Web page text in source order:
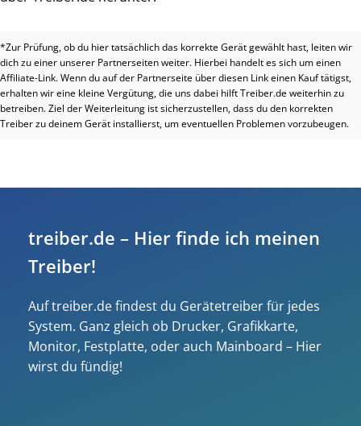
*Zur Prüfung, ob du hier tatsächlich das korrekte Gerät gewählt hast, leiten wir
dich zu einer unserer Partnerseiten weiter. Hierbei handelt es sich um einen
Affiliate-Link. Wenn du auf der Partnerseite über diesen Link einen Kauf tätigst,
erhalten wir eine kleine Vergütung, die uns dabei hilft Treiber.de weiterhin zu
betreiben. Ziel der Weiterleitung ist sicherzustellen, dass du den korrekten
Treiber zu deinem Gerät installierst, um eventuellen Problemen vorzubeugen.
treiber.de – Hier finde ich meinen
Treiber!
Auf treiber.de findest du Gerätetreiber für jedes
System. Ganz gleich ob Drucker, Grafikkarte,
Monitor, Festplatte, oder auch Mainboard – Hier
wirst du fündig!